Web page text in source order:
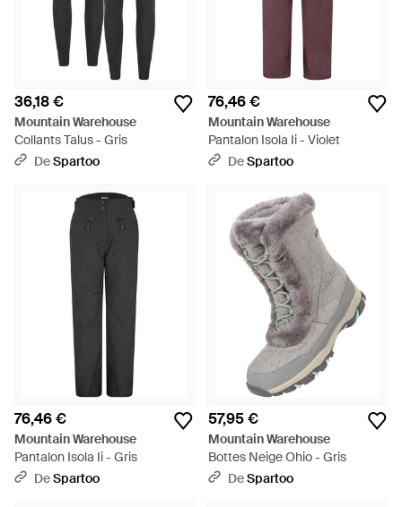
36,18 €
Mountain Warehouse
Collants Talus - Gris
DeSpartoo
76,46 €
Mountain Warehouse
Pantalon Isola Ii - Violet
DeSpartoo
76,46 €
Mountain Warehouse
Pantalon Isola Ii - Gris
DeSpartoo
57,95 €
Mountain Warehouse
Bottes Neige Ohio - Gris
DeSpartoo